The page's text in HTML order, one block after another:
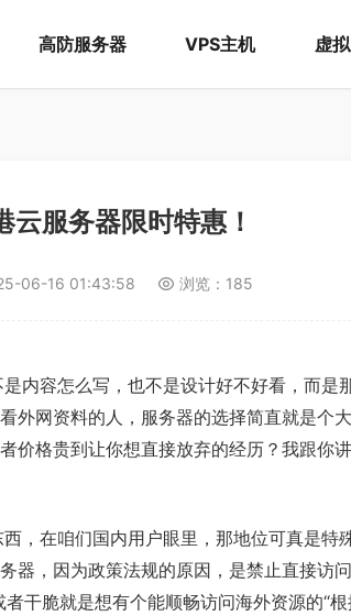
高防服务器 VPS主机 虚
服务器限时特惠！
06-16 01:43:58 浏览：185
内容怎么写，也不是设计好不好看，而是
外网资料的人，服务器的选择简直就是个
价格贵到让你想直接放弃的经历？我跟你
，在咱们国内用户眼里，那地位可真是特
器，因为政策法规的原因，是禁止直接访
干脆就是想有个能顺畅访问海外资源的“根